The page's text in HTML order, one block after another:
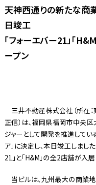
天神西通りの新たな商
日竣工
「フォーエバー21」「
ープン
三井不動産株式会社（所
正信）は、福岡県福岡市中央
ジャーとして開発を推進して
ア」に決定し、本日竣工しまし
21」と「H&M」の全2店舗が入
当ビルは、九州最大の商業